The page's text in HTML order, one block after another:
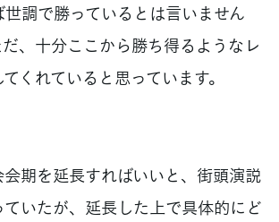
調で勝っているとは言いません
、十分ここから勝ち得るようなレ
くれていると思っています。
期を延長すればいいと、街頭演説
いたが、延長した上で具体的にど